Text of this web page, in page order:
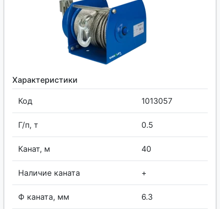
Характеристики
Код 1013057
Г/п, т 0.5
Канат, м 40
Наличие каната +
Ф каната, мм 6.3